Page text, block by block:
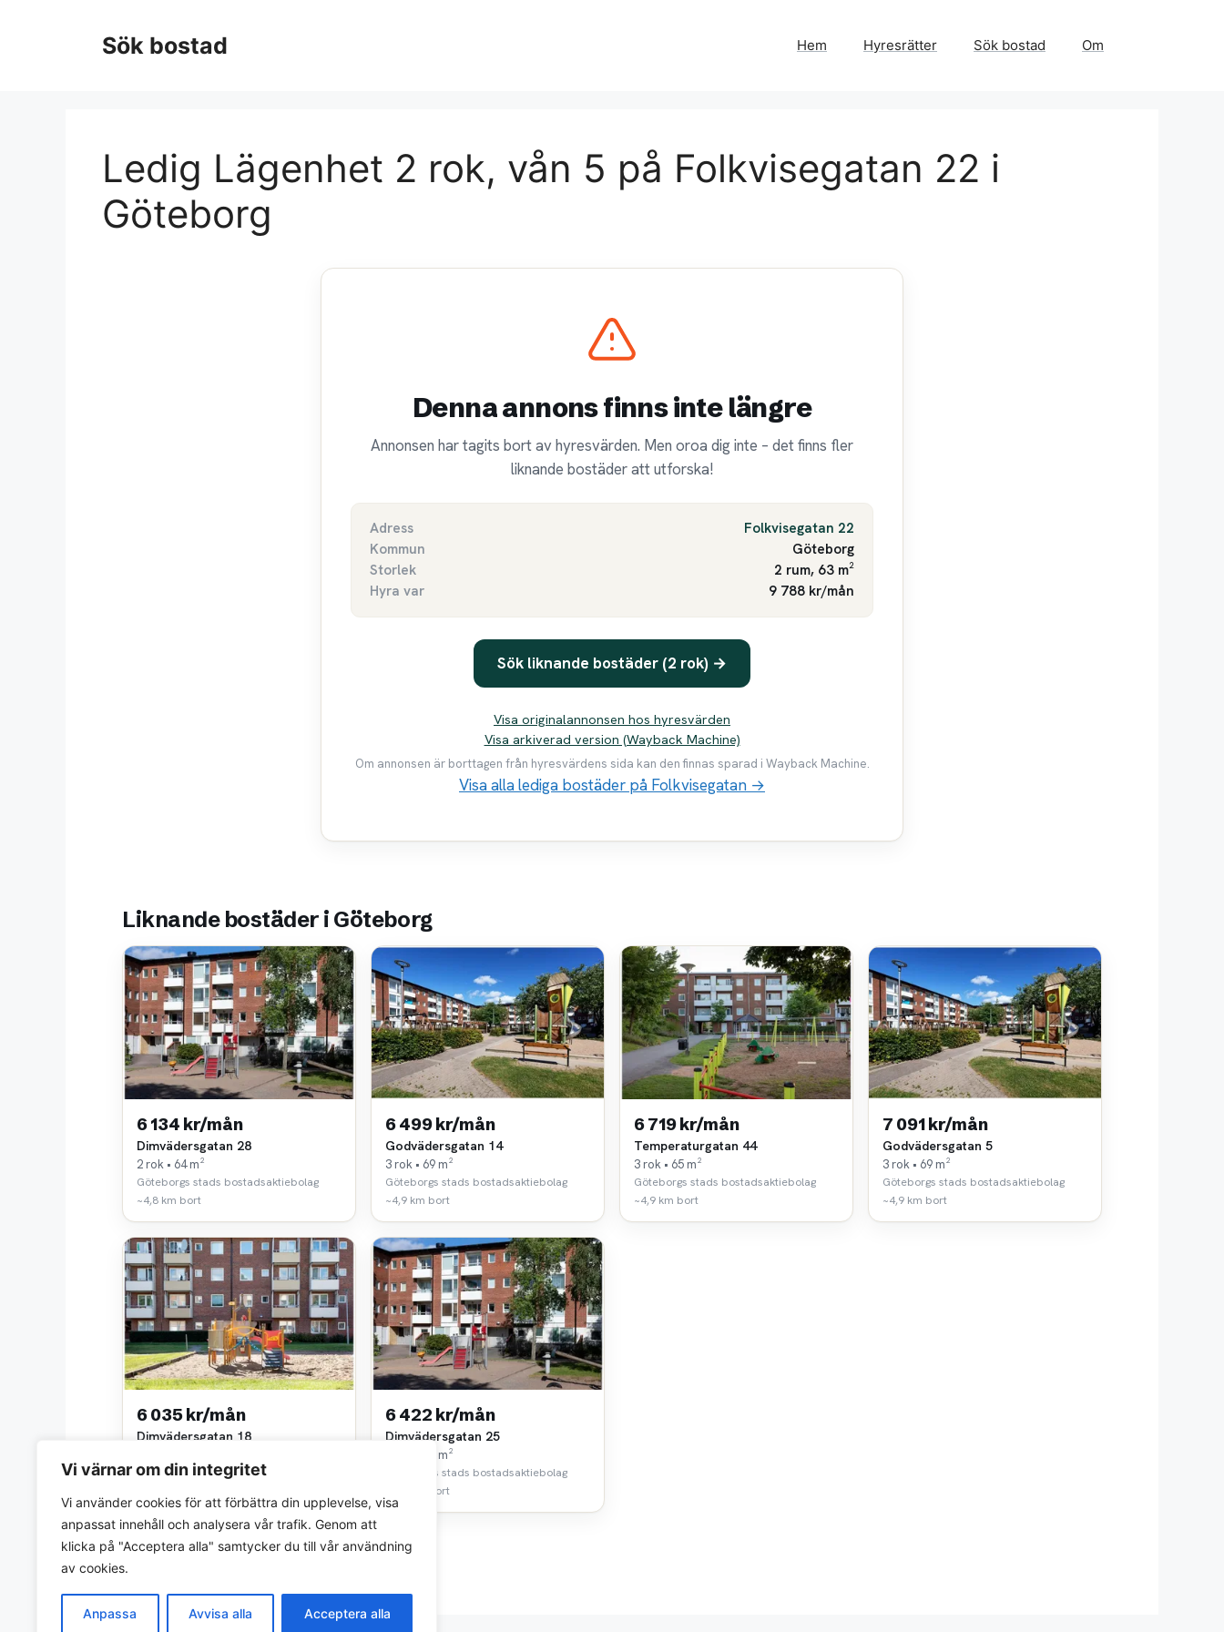
Vi värnar om din integritet
Vi använder cookies för att förbättra din upplevelse, visa
anpassat innehåll och analysera vår trafik. Genom att
klicka på "Acceptera alla" samtycker du till vår användning
av cookies.
Anpassa Avvisa alla Acceptera alla
Sök bostad Hem Hyresrätter Sök bostad Om
Ledig Lägenhet 2 rok, vån 5 på Folkvisegatan 22 i
Göteborg
Denna annons finns inte längre
Annonsen har tagits bort av hyresvärden. Men oroa dig inte – det finns fler
liknande bostäder att utforska!
Adress
Folkvisegatan 22
Kommun
Göteborg
Storlek
2 rum, 63 m²
Hyra var
9 788 kr/mån
Sök liknande bostäder (2 rok) →
Visa originalannonsen hos hyresvärden
Visa arkiverad version (Wayback Machine)
Om annonsen är borttagen från hyresvärdens sida kan den finnas sparad i Wayback Machine.
Visa alla lediga bostäder på Folkvisegatan →
Liknande bostäder i Göteborg
6 134 kr/mån
Dimvädersgatan 28
2 rok • 64 m²
Göteborgs stads bostadsaktiebolag
~4,8 km bort
6 499 kr/mån
Godvädersgatan 14
3 rok • 69 m²
Göteborgs stads bostadsaktiebolag
~4,9 km bort
6 719 kr/mån
Temperaturgatan 44
3 rok • 65 m²
Göteborgs stads bostadsaktiebolag
~4,9 km bort
7 091 kr/mån
Godvädersgatan 5
3 rok • 69 m²
Göteborgs stads bostadsaktiebolag
~4,9 km bort
6 035 kr/mån
Dimvädersgatan 18
Göteborgs stads bostadsaktiebolag
6 422 kr/mån
Dimvädersgatan 25
3 rok • 69 m²
Göteborgs stads bostadsaktiebolag
~4,9 km bort